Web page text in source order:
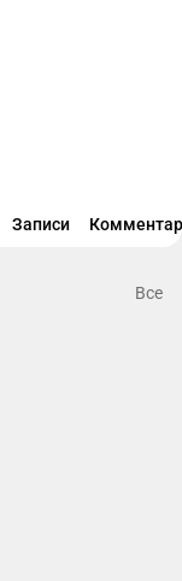
Записи
Все